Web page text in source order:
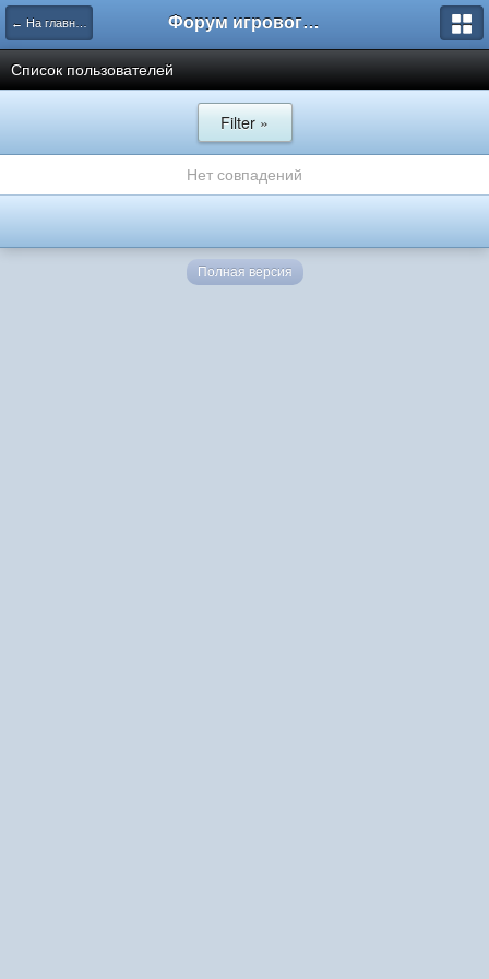
← На главную Форум игрового проекта Riverrise
Список пользователей
Filter »
Нет совпадений
Полная версия